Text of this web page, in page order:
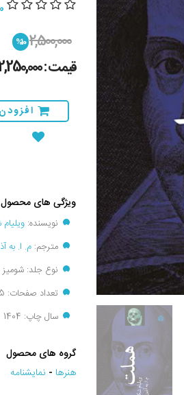
0 نفر
2,500,000
%10
قیمت : 2,250,000 ريال
ویژگی های محصول
نویسنده:
مترجم: م. ا. به
نوع جلد:
تعداد صفحات: 155
سال چاپ: 1404
گروه های محصول
هنرها - نمايشنامه